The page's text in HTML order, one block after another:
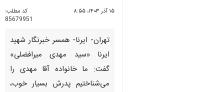
۱۵ آذر ۱۴۰۳، ۸:۵۵
کد مطلب:
85679951
تهران- ایرنا- همسر خبرنگار شهید
ایرنا «سید مهدی میرافضلی»
گفت: ما خانواده آقا مهدی را
می‌شناختیم پدرش بسیار خوب،